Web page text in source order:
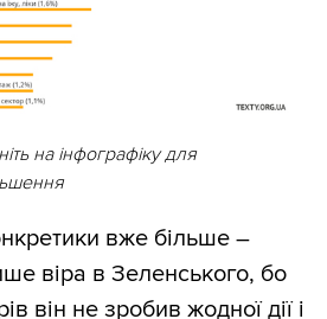
на інфографіку для
вже більше –
віра в Зеленського, бо
він не зробив жодної дії і